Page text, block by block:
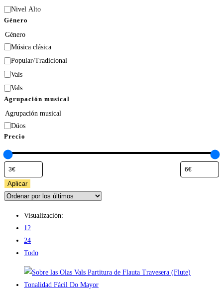
Nivel Alto
Género
Género
Música clásica
Popular/Tradicional
Vals
Vals
Agrupación musical
Agrupación musical
Dúos
Precio
Aplicar
Visualización:
12
24
Todo